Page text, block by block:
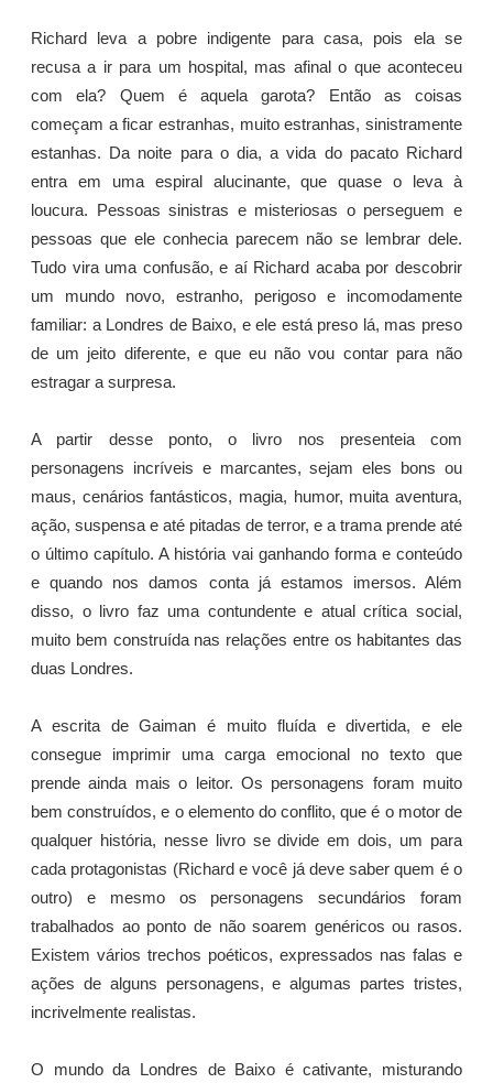
Richard leva a pobre indigente para casa, pois ela se
recusa a ir para um hospital, mas afinal o que aconteceu
com ela? Quem é aquela garota? Então as coisas
começam a ficar estranhas, muito estranhas, sinistramente
estanhas. Da noite para o dia, a vida do pacato Richard
entra em uma espiral alucinante, que quase o leva à
loucura. Pessoas sinistras e misteriosas o perseguem e
pessoas que ele conhecia parecem não se lembrar dele.
Tudo vira uma confusão, e aí Richard acaba por descobrir
um mundo novo, estranho, perigoso e incomodamente
familiar: a Londres de Baixo, e ele está preso lá, mas preso
de um jeito diferente, e que eu não vou contar para não
estragar a surpresa.
A partir desse ponto, o livro nos presenteia com
personagens incríveis e marcantes, sejam eles bons ou
maus, cenários fantásticos, magia, humor, muita aventura,
ação, suspensa e até pitadas de terror, e a trama prende até
o último capítulo. A história vai ganhando forma e conteúdo
e quando nos damos conta já estamos imersos. Além
disso, o livro faz uma contundente e atual crítica social,
muito bem construída nas relações entre os habitantes das
duas Londres.
A escrita de Gaiman é muito fluída e divertida, e ele
consegue imprimir uma carga emocional no texto que
prende ainda mais o leitor. Os personagens foram muito
bem construídos, e o elemento do conflito, que é o motor de
qualquer história, nesse livro se divide em dois, um para
cada protagonistas (Richard e você já deve saber quem é o
outro) e mesmo os personagens secundários foram
trabalhados ao ponto de não soarem genéricos ou rasos.
Existem vários trechos poéticos, expressados nas falas e
ações de alguns personagens, e algumas partes tristes,
incrivelmente realistas.
O mundo da Londres de Baixo é cativante, misturando